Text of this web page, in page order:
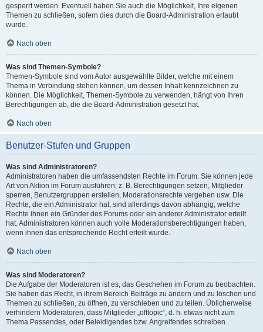
gesperrt werden. Eventuell haben Sie auch die Möglichkeit, Ihre eigenen
Themen zu schließen, sofern dies durch die Board-Administration erlaubt
wurde.
Nach oben
Was sind Themen-Symbole?
Themen-Symbole sind vom Autor ausgewählte Bilder, welche mit einem
Thema in Verbindung stehen können, um dessen Inhalt kennzeichnen zu
können. Die Möglichkeit, Themen-Symbole zu verwenden, hängt von Ihren
Berechtigungen ab, die die Board-Administration gesetzt hat.
Nach oben
Benutzer-Stufen und Gruppen
Was sind Administratoren?
Administratoren haben die umfassendsten Rechte im Forum. Sie können jede
Art von Aktion im Forum ausführen; z. B. Berechtigungen setzen, Mitglieder
sperren, Benutzergruppen erstellen, Moderationsrechte vergeben usw. Die
Rechte, die ein Administrator hat, sind allerdings davon abhängig, welche
Rechte ihnen ein Gründer des Forums oder ein anderer Administrator erteilt
hat. Administratoren können auch volle Moderationsberechtigungen haben,
wenn ihnen das entsprechende Recht erteilt wurde.
Nach oben
Was sind Moderatoren?
Die Aufgabe der Moderatoren ist es, das Geschehen im Forum zu beobachten.
Sie haben das Recht, in ihrem Bereich Beiträge zu ändern und zu löschen und
Themen zu schließen, zu öffnen, zu verschieben und zu teilen. Üblicherweise
verhindern Moderatoren, dass Mitglieder „offtopic“, d. h. etwas nicht zum
Thema Passendes, oder Beleidigendes bzw. Angreifendes schreiben.